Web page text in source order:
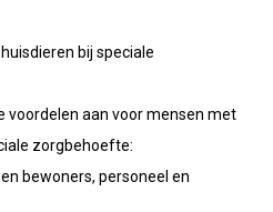
bij speciale
voordelen aan voor mensen met
zorgbehoefte:
bewoners, personeel en